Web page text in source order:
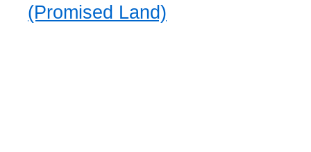
(Promised Land)